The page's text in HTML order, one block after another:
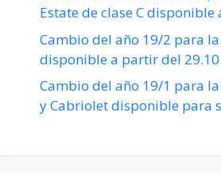
Estate de clase C
Cambio del año 19/2 para la
disponible a partir del
Cambio del año 19/1 para la
y Cabriolet disponible para